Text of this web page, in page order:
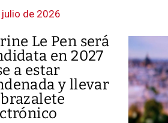
de 2026
Le Pen será
en 2027
a estar
y llevar